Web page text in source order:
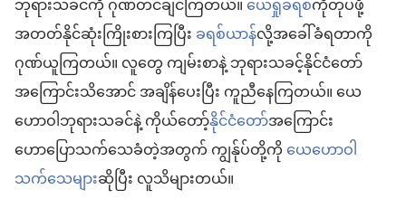
ဘုရားသခင်ကို ဂုဏ်တင်ချင်ကြတယ်။ယေရှုခရစ်ကိုတုပဖို့
အတတ်နိုင်ဆုံးကြိုးစားကြပြီးခရစ်ယာန်လို့အခေါ်ခံရတာကို
ဂုဏ်ယူကြတယ်။ လူတွေ ကျမ်းစာနဲ့ ဘုရားသခင့်နိုင်ငံတော်
အကြောင်းသိအောင် အချိန်ပေးပြီး ကူညီနေကြတယ်။ ယေ
ဟောဝါဘုရားသခင်နဲ့ ကိုယ်တော့်နိုင်ငံတော်အကြောင်း
ဟောပြောသက်သေခံတဲ့အတွက် ကျွန်ုပ်တို့ကိုယေဟောဝါ
သက်သေများဆိုပြီး လူသိများတယ်။